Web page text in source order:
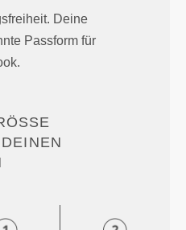
Deine
Passform für
B
K